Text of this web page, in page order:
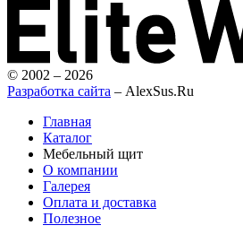
© 2002 – 2026
Разработка сайта – AlexSus.Ru
Главная
Каталог
Мебельный щит
О компании
Галерея
Оплата и доставка
Полезное